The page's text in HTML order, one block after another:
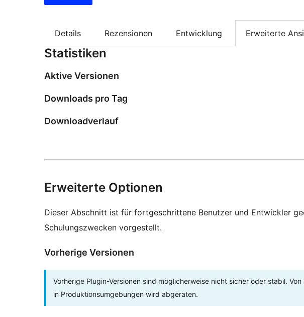
Details Rezensionen Entwicklung Erweiterte
Statistiken
Aktive Versionen
Downloads pro Tag
Downloadverlauf
Erweiterte Optionen
Dieser Abschnitt ist für fortgeschrittene Benutzer und Entwickler
Schulungszwecken vorgestellt.
Vorherige Versionen
Vorherige Plugin-Versionen sind möglicherweise nicht sicher oder stabil.
in Produktionsumgebungen wird abgeraten.